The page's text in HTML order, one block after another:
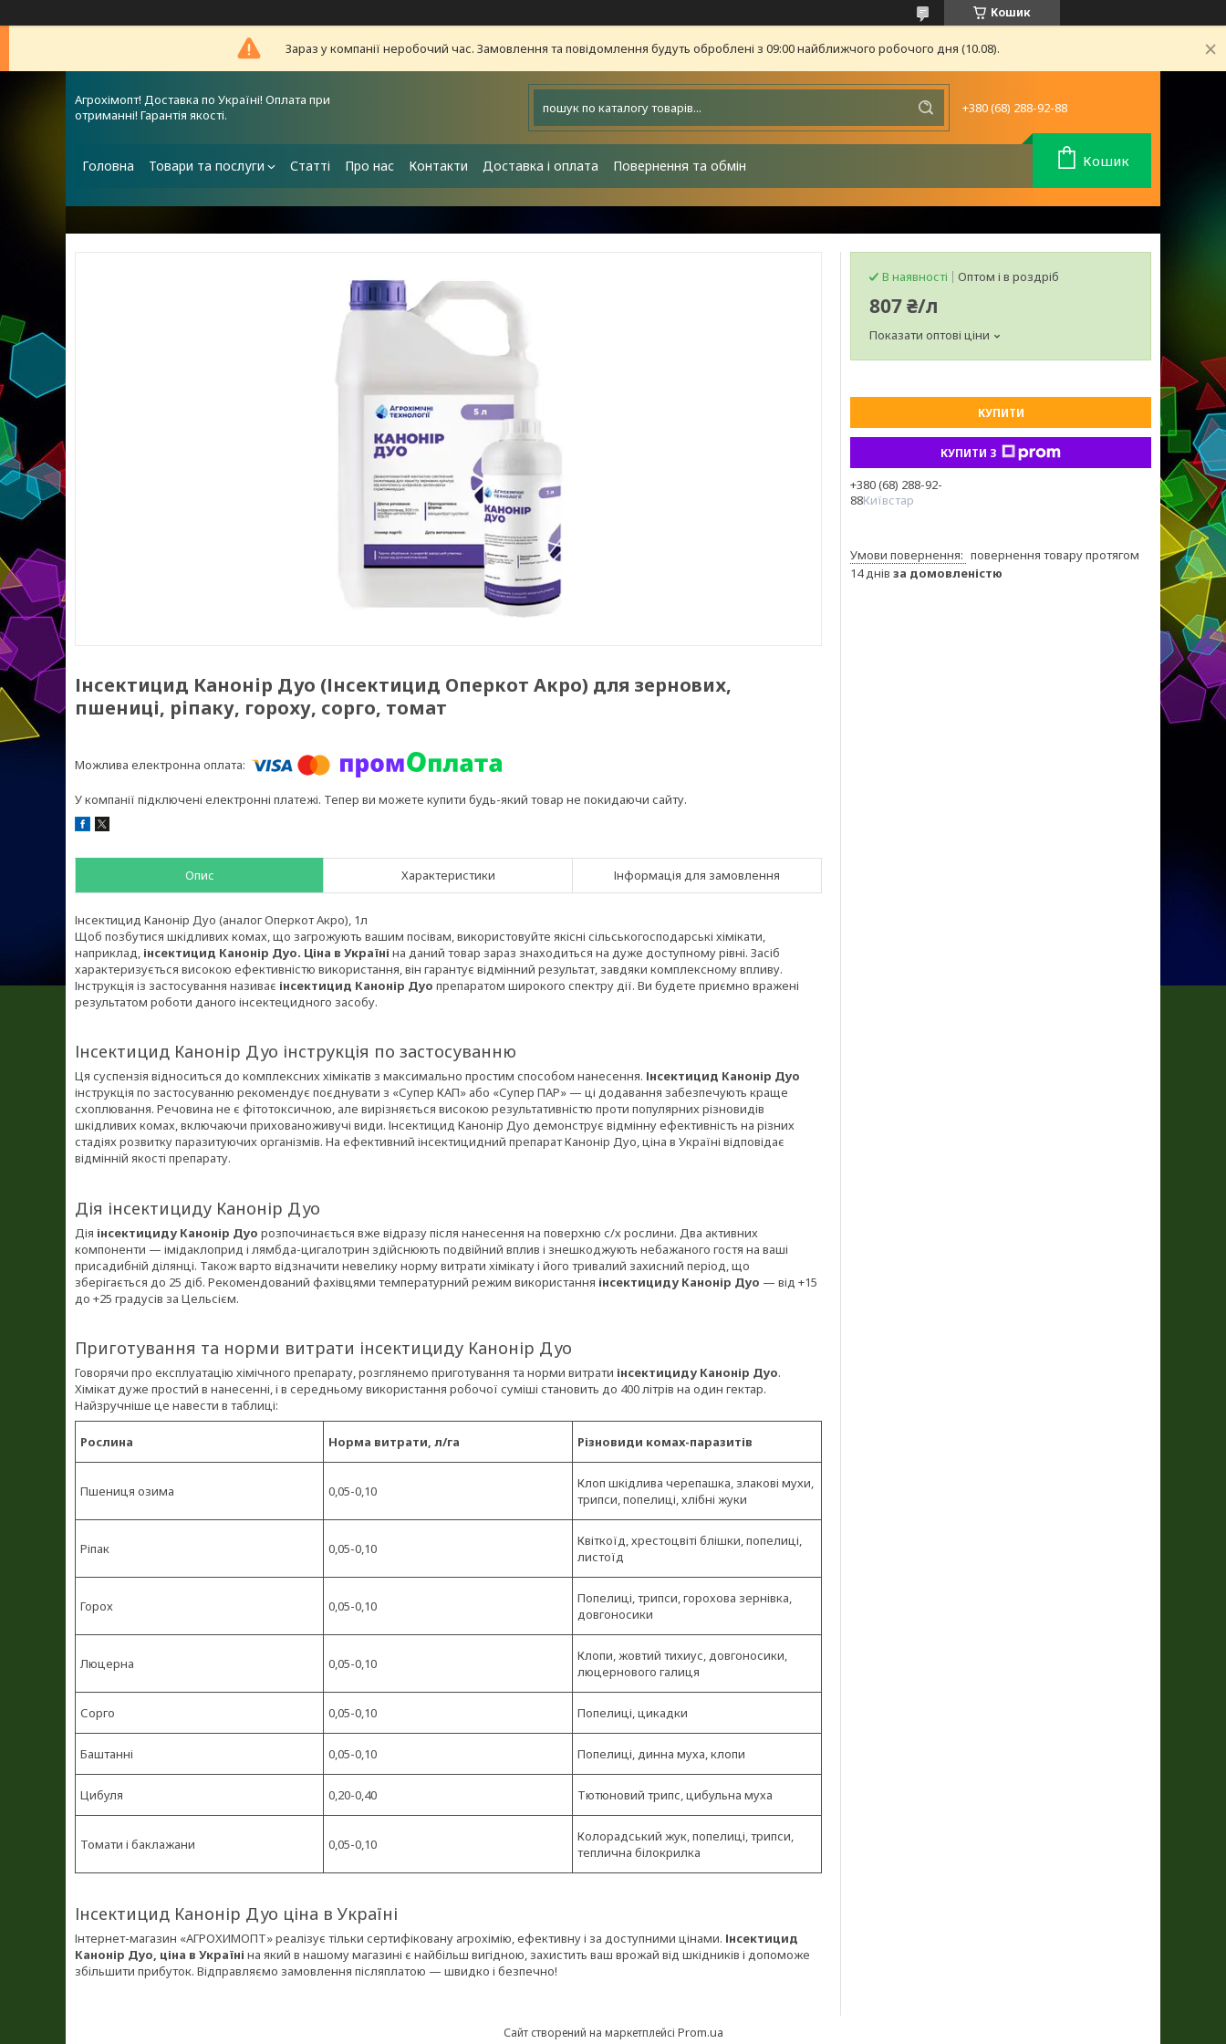
Кошик
Зараз у компанії неробочий час. Замовлення та повідомлення будуть оброблені з 09:00 найближчого робочого дня (10.08).
Агрохімопт! Доставка по Україні! Оплата при
отриманні! Гарантія якості.
+380 (68) 288-92-88
Головна Товари та послуги Статті Про нас Контакти Доставка і оплата Повернення та обмін Кошик
Інсектицид Канонір Дуо (Інсектицид Оперкот Акро) для зернових,
пшениці, ріпаку, гороху, сорго, томат
У компанії підключені електронні платежі. Тепер ви можете купити будь-який товар не покидаючи сайту.
Опис Характеристики Інформація для замовлення
Інсектицид Канонір Дуо (аналог Оперкот Акро), 1л
Щоб позбутися шкідливих комах, що загрожують вашим посівам, використовуйте якісні сільськогосподарські хімікати,
наприклад, інсектицид Канонір Дуо. Ціна в Україні на даний товар зараз знаходиться на дуже доступному рівні. Засіб
характеризується високою ефективністю використання, він гарантує відмінний результат, завдяки комплексному впливу.
Інструкція із застосування називає інсектицид Канонір Дуо препаратом широкого спектру дії. Ви будете приємно вражені
результатом роботи даного інсектецидного засобу.
Інсектицид Канонір Дуо інструкція по застосуванню
Ця суспензія відноситься до комплексних хімікатів з максимально простим способом нанесення. Інсектицид Канонір Дуо
інструкція по застосуванню рекомендує поєднувати з «Супер КАП» або «Супер ПАР» — ці додавання забезпечують краще
схоплювання. Речовина не є фітотоксичною, але вирізняється високою результативністю проти популярних різновидів
шкідливих комах, включаючи прихованоживучі види. Інсектицид Канонір Дуо демонструє відмінну ефективність на різних
стадіях розвитку паразитуючих організмів. На ефективний інсектицидний препарат Канонір Дуо, ціна в Україні відповідає
відмінній якості препарату.
Дія інсектициду Канонір Дуо
Дія інсектициду Канонір Дуо розпочинається вже відразу після нанесення на поверхню с/х рослини. Два активних
компоненти — імідаклоприд і лямбда-цигалотрин здійснюють подвійний вплив і знешкоджують небажаного гостя на ваші
присадибній ділянці. Також варто відзначити невелику норму витрати хімікату і його тривалий захисний період, що
зберігається до 25 діб. Рекомендований фахівцями температурний режим використання інсектициду Канонір Дуо — від +15
до +25 градусів за Цельсієм.
Приготування та норми витрати інсектициду Канонір Дуо
Говорячи про експлуатацію хімічного препарату, розглянемо приготування та норми витрати інсектициду Канонір Дуо.
Хімікат дуже простий в нанесенні, і в середньому використання робочої суміші становить до 400 літрів на один гектар.
Найзручніше це навести в таблиці:
Рослина Норма витрати, л/га Різновиди комах-паразитів
Пшениця озима 0,05-0,10
Клоп шкідлива черепашка, злакові мухи,
трипси, попелиці, хлібні жуки
Ріпак 0,05-0,10
Квіткоїд, хрестоцвіті блішки, попелиці,
листоїд
Горох 0,05-0,10
Попелиці, трипси, горохова зернівка,
довгоносики
Люцерна 0,05-0,10
Клопи, жовтий тихиус, довгоносики,
люцернового галиця
Сорго 0,05-0,10 Попелиці, цикадки
Баштанні 0,05-0,10 Попелиці, динна муха, клопи
Цибуля 0,20-0,40 Тютюновий трипс, цибульна муха
Томати і баклажани 0,05-0,10
Колорадський жук, попелиці, трипси,
теплична білокрилка
Інсектицид Канонір Дуо ціна в Україні
Інтернет-магазин «АГРОХИМОПТ» реалізує тільки сертифіковану агрохімію, ефективну і за доступними цінами. Інсектицид
Канонір Дуо, ціна в Україні на який в нашому магазині є найбільш вигідною, захистить ваш врожай від шкідників і допоможе
збільшити прибуток. Відправляємо замовлення післяплатою — швидко і безпечно!
В наявності Оптом і в роздріб
807 ₴/л
Показати оптові ціни
КУПИТИ
КУПИТИ З
+380 (68) 288-92-
88Київстар
повернення товару протягом
14 днів за домовленістю
Сайт створений на маркетплейсі Prom.ua